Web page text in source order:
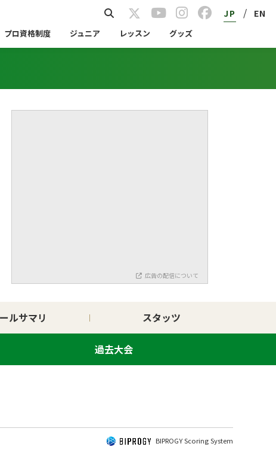
JP / EN
プロ資格制度 ジュニア レッスン グッズ
広告の配信について
ルサマリ スタッツ
過去大会
BIPROGY Scoring System